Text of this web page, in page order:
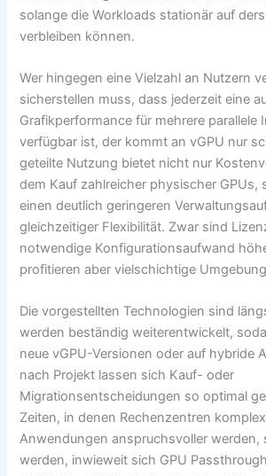
solange die Workloads stationär auf
verbleiben können.
Wer hingegen eine Vielzahl an Nutzern
sicherstellen muss, dass jederzeit eine
Grafikperformance für mehrere parallele
verfügbar ist, der kommt an vGPU nur
geteilte Nutzung bietet nicht nur
dem Kauf zahlreicher physischer GPUs,
einen deutlich geringeren
gleichzeitiger Flexibilität. Zwar sind
notwendige Konfigurationsaufwand
profitieren aber vielschichtige
Die vorgestellten Technologien sind
werden beständig weiterentwickelt,
neue vGPU-Versionen oder auf hybride
nach Projekt lassen sich Kauf- oder
Migrationsentscheidungen so optimal
Zeiten, in denen Rechenzentren
Anwendungen anspruchsvoller werden,
werden, inwieweit sich GPU